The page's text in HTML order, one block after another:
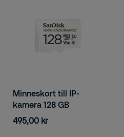
Minneskort till IP-
kamera 128 GB
495,00 kr